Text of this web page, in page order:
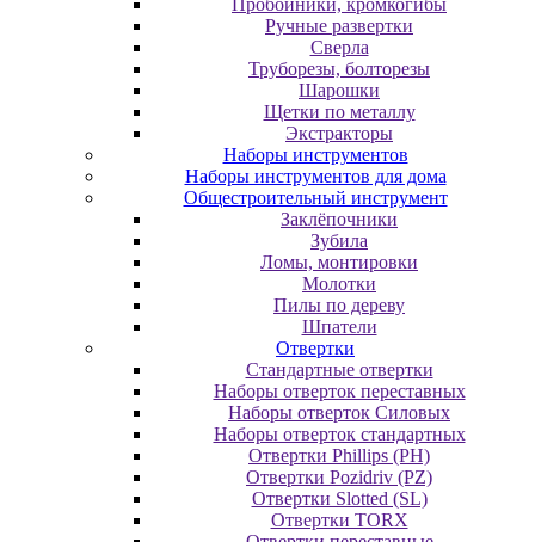
Пробойники, кромкогибы
Ручные развертки
Сверла
Труборезы, болторезы
Шарошки
Щетки по металлу
Экcтpaктopы
Наборы инструментов
Наборы инструментов для дома
Общестроительный инструмент
Заклёпочники
Зубила
Ломы, монтировки
Молотки
Пилы по дереву
Шпатели
Отвертки
Cтандартные отвертки
Наборы отверток переставных
Наборы отверток Силовых
Наборы отверток стандартных
Отвертки Phillips (PH)
Отвертки Pozidriv (PZ)
Отвертки Slotted (SL)
Отвертки TORX